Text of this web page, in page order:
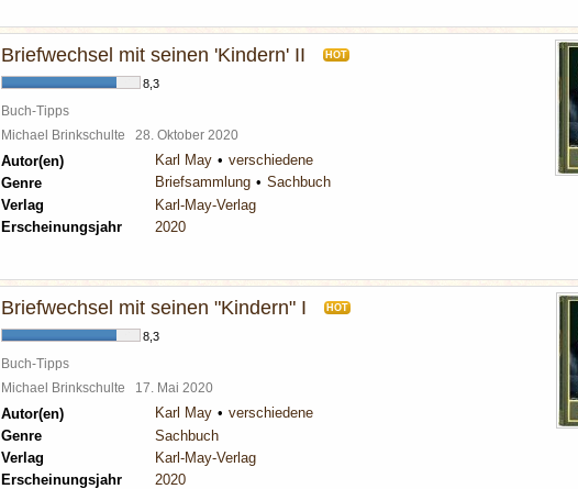
Briefwechsel mit seinen 'Kindern' II HOT
8,3
Buch-Tipps
Michael Brinkschulte 28. Oktober 2020
Autor(en) Karl May
verschiedene
Genre
Briefsammlung
Sachbuch
Verlag
Karl-May-Verlag
Erscheinungsjahr
2020
Briefwechsel mit seinen "Kindern" I HOT
8,3
Buch-Tipps
Michael Brinkschulte 17. Mai 2020
Autor(en) Karl May
verschiedene
Genre
Sachbuch
Verlag
Karl-May-Verlag
Erscheinungsjahr
2020